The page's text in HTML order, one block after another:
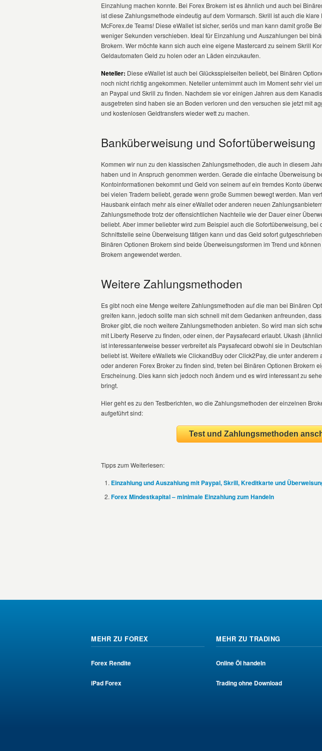
Einzahlung machen konnte. Bei Forex Brokern ist es ähnlich und auch bei
ist diese Zahlungsmethode eindeutig auf dem Vormarsch. Skrill ist auch die
McForex.de Teams! Diese eWallet ist sicher, seriös und man kann damit große
weniger Sekunden verschieben. Ideal für Einzahlung und Auszahlungen bei
Brokern. Wer möchte kann sich auch eine eigene Mastercard zu seinem Skrill
Geldautomaten Geld zu holen oder an Läden einzukaufen.
Neteller: Diese eWallet ist auch bei Glücksspielseiten beliebt, bei Binären
noch nicht richtig angekommen. Neteller unternimmt auch im Moment sehr viel
an Paypal und Skrill zu finden. Nachdem sie vor einigen Jahren aus dem
ausgetreten sind haben sie an Boden verloren und den versuchen sie jetzt mit
und kostenlosen Geldtransfers wieder wett zu machen.
Banküberweisung und Sofortüberweisung
Kommen wir nun zu den klassischen Zahlungsmethoden, die auch in diesem
haben und in Anspruch genommen werden. Gerade die einfache Überweisung
Kontoinformationen bekommt und Geld von seinem auf ein fremdes Konto
bei vielen Tradern beliebt, gerade wenn große Summen bewegt werden. Man
Hausbank einfach mehr als einer eWallet oder anderen neuen
Zahlungsmethode trotz der offensichtlichen Nachteile wie der Dauer einer
beliebt. Aber immer beliebter wird zum Beispiel auch die Sofortüberweisung, bei
Schnittstelle seine Überweisung tätigen kann und das Geld sofort
Binären Optionen Brokern sind beide Überweisungsformen im Trend und
Brokern angewendet werden.
Weitere Zahlungsmethoden
Es gibt noch eine Menge weitere Zahlungsmethoden auf die man bei Binären
greifen kann, jedoch sollte man sich schnell mit dem Gedanken anfreunden,
Broker gibt, die noch weitere Zahlungsmethoden anbieten. So wird man sich
mit Liberty Reserve zu finden, oder einen, der Paysafecard erlaubt. Ukash
ist interessanterweise besser verbreitet als Paysafecard obwohl sie in
beliebt ist. Weitere eWallets wie ClickandBuy oder Click2Pay, die unter anderem
oder anderen Forex Broker zu finden sind, treten bei Binären Optionen Brokern
Erscheinung. Dies kann sich jedoch noch ändern und es wird interessant zu
bringt.
Hier geht es zu den Testberichten, wo die Zahlungsmethoden der einzelnen
aufgeführt sind:
Test und Zahlungsmethoden
Tipps zum Weiterlesen:
Einzahlung und Auszahlung mit Paypal, Skrill, Kreditkarte und
Forex Mindestkapital – minimale Einzahlung zum Handeln
MEHR ZU FOREX
Forex Rendite
iPad Forex
MEHR ZU TRADING
Online Öl handeln
Trading ohne Download